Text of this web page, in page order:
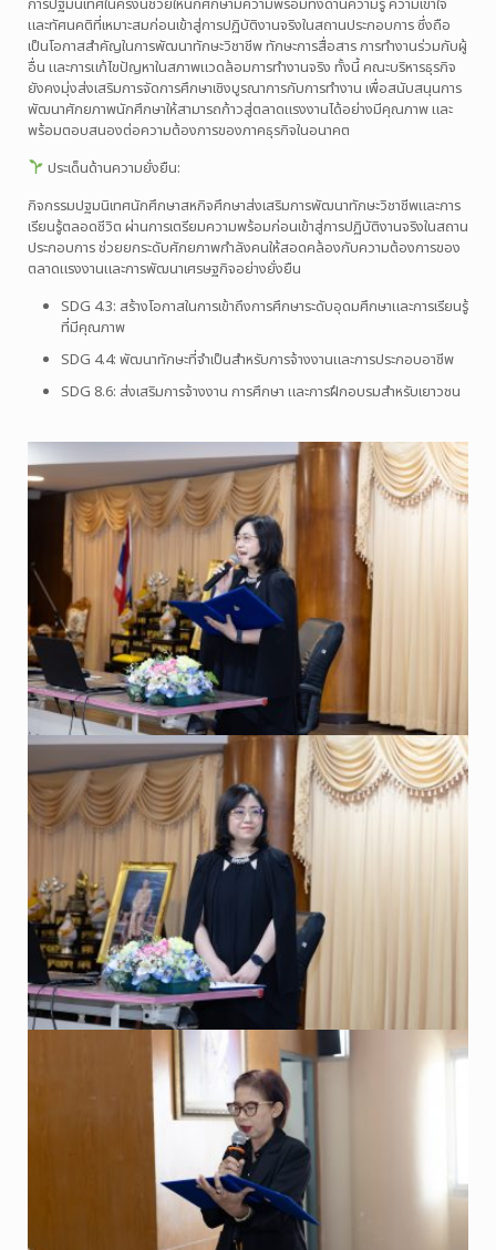
การปฐมนิเทศในครั้งนี้ช่วยให้นักศึกษามีความพร้อมทั้งด้านความรู้ ความเข้าใจ
และทัศนคติที่เหมาะสมก่อนเข้าสู่การปฏิบัติงานจริงในสถานประกอบการ ซึ่งถือ
เป็นโอกาสสำคัญในการพัฒนาทักษะวิชาชีพ ทักษะการสื่อสาร การทำงานร่วมกับผู้
อื่น และการแก้ไขปัญหาในสภาพแวดล้อมการทำงานจริง ทั้งนี้ คณะบริหารธุรกิจ
ยังคงมุ่งส่งเสริมการจัดการศึกษาเชิงบูรณาการกับการทำงาน เพื่อสนับสนุนการ
พัฒนาศักยภาพนักศึกษาให้สามารถก้าวสู่ตลาดแรงงานได้อย่างมีคุณภาพ และ
พร้อมตอบสนองต่อความต้องการของภาคธุรกิจในอนาคต
ประเด็นด้านความยั่งยืน:
กิจกรรมปฐมนิเทศนักศึกษาสหกิจศึกษาส่งเสริมการพัฒนาทักษะวิชาชีพและการ
เรียนรู้ตลอดชีวิต ผ่านการเตรียมความพร้อมก่อนเข้าสู่การปฏิบัติงานจริงในสถาน
ประกอบการ ช่วยยกระดับศักยภาพกำลังคนให้สอดคล้องกับความต้องการของ
ตลาดแรงงานและการพัฒนาเศรษฐกิจอย่างยั่งยืน
SDG 4.3: สร้างโอกาสในการเข้าถึงการศึกษาระดับอุดมศึกษาและการเรียนรู้
ที่มีคุณภาพ
SDG 4.4: พัฒนาทักษะที่จำเป็นสำหรับการจ้างงานและการประกอบอาชีพ
SDG 8.6: ส่งเสริมการจ้างงาน การศึกษา และการฝึกอบรมสำหรับเยาวชน